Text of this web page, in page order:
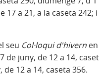
17 a 21, a la caseta 242;
seu Col·loqui d'hivernen
de juny, de 12 a 14,
de 12 a 14, caseta 356.